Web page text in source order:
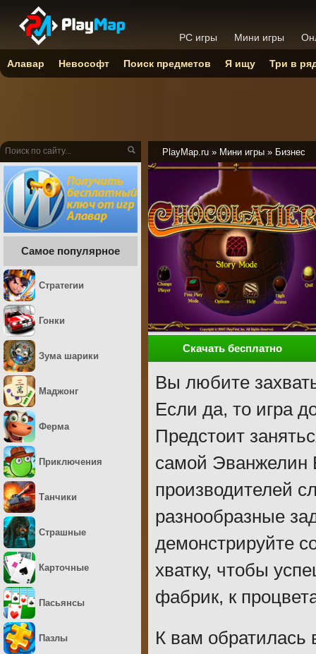
PlayMap.ru » Мини игры » Бизнес
Скачать бесплатно
Вы любите
Если да, то игра
Предстоит
самой Эванжелин
производителей
разнообразные
демонстрируйте
хватку, чтобы
фабрик, к
К вам обратилась
Самое популярное
Стратегии
Гонки
Зума шарики
Маджонг
Ферма
Приключения
Танчики
Страшные
Карточные
Пасьянсы
Пазлы
PC игры Мини игры
Алавар Невософт Поиск предметов Я ищу Три в